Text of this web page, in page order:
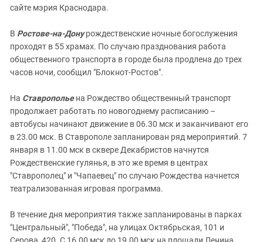
сайте мэрия Краснодара.
В Ростове-на-Донурождественские ночные богослужения
проходят в 55 храмах. По случаю празднования работа
общественного транспорта в городе была продлена до трех
часов ночи, сообщил "Блокнот-Ростов".
На Ставропольена Рождество общественный транспорт
продолжает работать по новогоднему расписанию –
автобусы начинают движение в 06.30 мск и заканчивают его
в 23.00 мск. В Ставрополе запланирован ряд мероприятий. 7
января в 11.00 мск в сквере Декабристов начнутся
Рождественские гулянья, в это же время в центрах
"Ставрополец" и "Чапаевец" по случаю Рождества начнется
театрализованная игровая программа.
В течение дня мероприятия также запланированы в парках
"Центральный", "Победа", на улицах Октябрьская, 101 и
Серова, 420. С 16.00 мск до 19.00 мск на площади Ленина